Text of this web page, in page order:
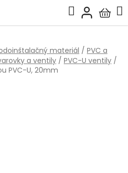
Hľadať
košík
materiál / PVC a
a ventily / PVC-U ventily /
PVC-U, 20mm